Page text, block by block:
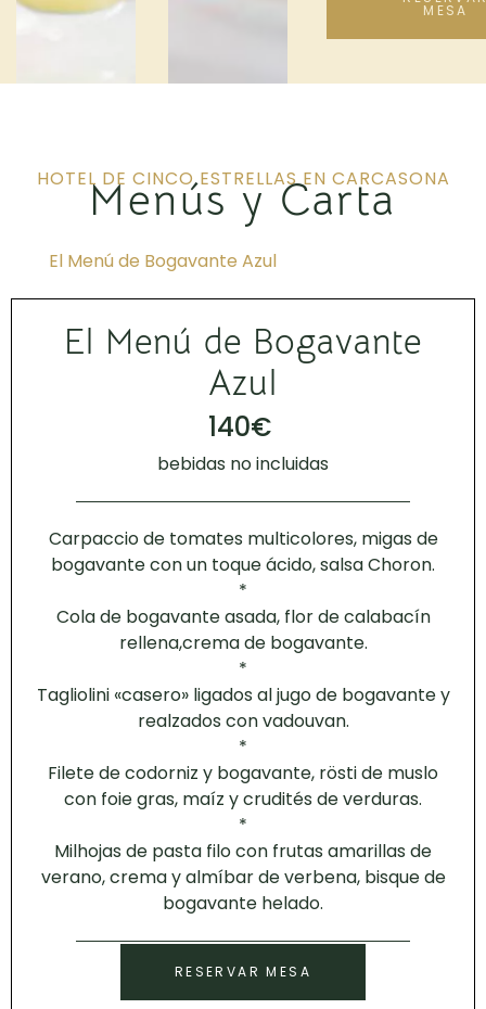
MESA
HOTEL DE CINCO ESTRELLAS EN CARCASONA
Menús y Carta
El Menú de Bogavante Azul
El Menú de Bogavante
Azul
140€
bebidas no incluidas
Carpaccio de tomates multicolores, migas de
bogavante con un toque ácido, salsa Choron.
*
Cola de bogavante asada, flor de calabacín
rellena,crema de bogavante.
*
Tagliolini «casero» ligados al jugo de bogavante y
realzados con vadouvan.
*
Filete de codorniz y bogavante, rösti de muslo
con foie gras, maíz y crudités de verduras.
*
Milhojas de pasta filo con frutas amarillas de
verano, crema y almíbar de verbena, bisque de
bogavante helado.
RESERVAR MESA